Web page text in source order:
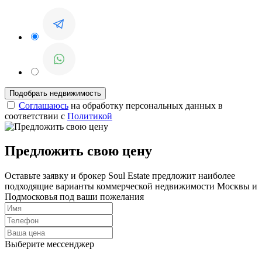
Соглашаюсь на обработку персональных данных в
соответствии с Политикой
Предложить свою цену
Оставьте заявку и брокер Soul Estate предложит наиболее
подходящие варианты коммерческой недвижимости Москвы и
Подмосковья под ваши пожелания
Выберите мессенджер